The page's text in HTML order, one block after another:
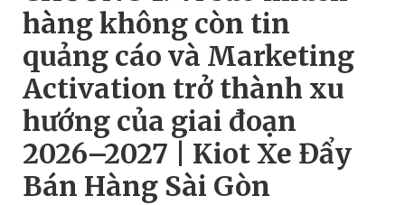
hàng không còn tin
quảng cáo và Marketing
Activation trở thành xu
hướng của giai đoạn
2026–2027 | Kiot Xe Đẩy
Bán Hàng Sài Gòn